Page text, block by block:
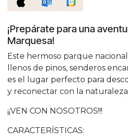
¡Prepárate para una
Marquesa!
Este hermoso parque
llenos de pinos, senderos
es el lugar perfecto para
y reconectar con la
¡¡VEN CON NOSOTROS!!!
CARACTERÍSTICAS: